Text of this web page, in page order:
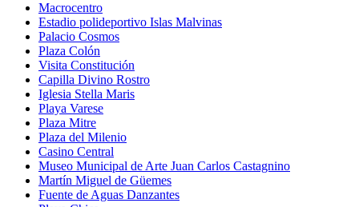
Macrocentro
Estadio polideportivo Islas Malvinas
Palacio Cosmos
Plaza Colón
Visita Constitución
Capilla Divino Rostro
Iglesia Stella Maris
Playa Varese
Plaza Mitre
Plaza del Milenio
Casino Central
Museo Municipal de Arte Juan Carlos Castagnino
Martín Miguel de Güemes
Fuente de Aguas Danzantes